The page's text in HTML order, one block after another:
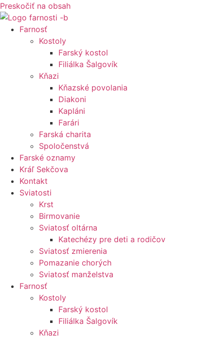
Preskočiť na obsah
Farnosť
Kostoly
Farský kostol
Filiálka Šalgovík
Kňazi
Kňazské povolania
Diakoni
Kapláni
Farári
Farská charita
Spoločenstvá
Farské oznamy
Kráľ Sekčova
Kontakt
Sviatosti
Krst
Birmovanie
Sviatosť oltárna
Katechézy pre deti a rodičov
Sviatosť zmierenia
Pomazanie chorých
Sviatosť manželstva
Farnosť
Kostoly
Farský kostol
Filiálka Šalgovík
Kňazi